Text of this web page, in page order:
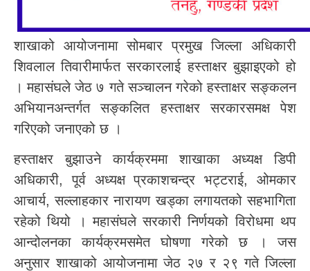
शाखाको आयोजनामा सोमबार प्रमुख जिल्ला अधिकारी
शिवलाल तिवारीमार्फत सरकारलाई हस्ताक्षर बुझाइएको हो
। महासंघले जेठ ७ गते सञ्चालन गरेको हस्ताक्षर सङ्कलन
अभियानअन्तर्गत सङ्कलित हस्ताक्षर सरकारसमक्ष पेश
गरिएको जनाएको छ ।
हस्ताक्षर बुझाउने कार्यक्रममा शाखाका अध्यक्ष डिपी
अधिकारी, पूर्व अध्यक्ष प्रकाशचन्द्र भट्टराई, ओमकार
आचार्य, सल्लाहकार नारायण खड्का लगायतको सहभागिता
रहेको थियो । महासंघले सरकारी निर्णयको विरोधमा थप
आन्दोलनका कार्यक्रमसमेत घोषणा गरेको छ । जस
अनुसार शाखाको आयोजनामा जेठ २७ र २९ गते जिल्ला